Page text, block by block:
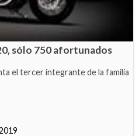
sólo 750 afortunados
el tercer integrante de la familia